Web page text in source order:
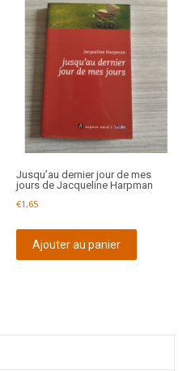
Jusqu’au dernier jour de mes
jours de Jacqueline Harpman
€1,65
Ajouter au panier